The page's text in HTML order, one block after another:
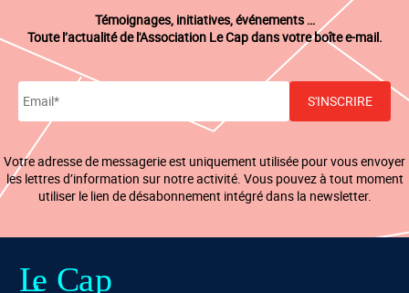
Témoignages, initiatives, événements …
Toute l’actualité de l'Association Le Cap dans votre boîte e-mail.
Votre adresse de messagerie est uniquement utilisée pour vous envoyer
les lettres d’information sur notre activité. Vous pouvez à tout moment
utiliser le lien de désabonnement intégré dans la newsletter.